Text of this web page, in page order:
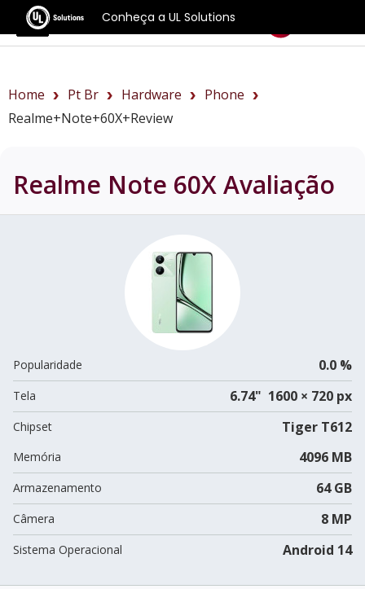
Conheça a UL Solutions
Benchmarks
Home Pt Br Hardware
Phone
Realme+Note+60X+review
Realme Note 60XAvaliação
Popularidade 0.0 %
Tela 6.74" 1600 × 720 px
Chipset Tiger T612
Memória 4096 MB
Armazenamento 64 GB
Câmera 8 MP
Sistema Operacional Android 14